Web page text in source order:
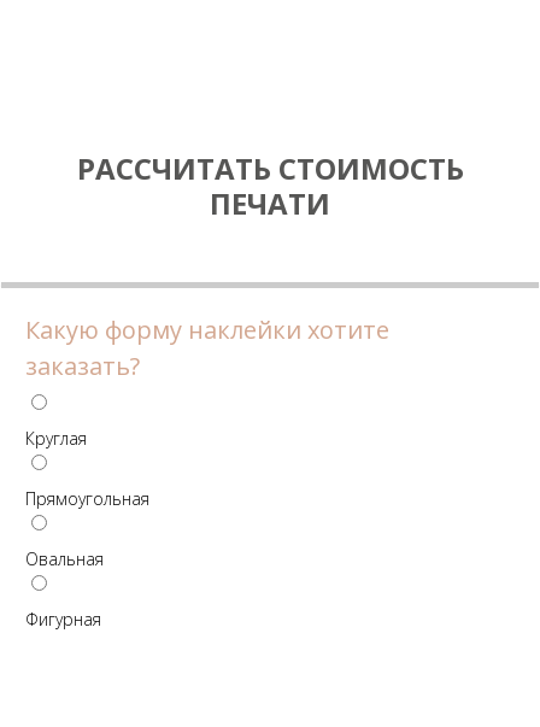
РАССЧИТАТЬ СТОИМОСТЬ
ПЕЧАТИ
Какую форму наклейки хотите
заказать?
Круглая
Прямоугольная
Овальная
Фигурная